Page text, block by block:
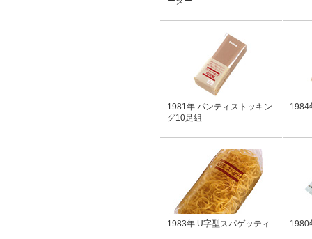
1981年 パンティストッキン
グ10足組
1984
1983年 U字型スパゲッティ 1980